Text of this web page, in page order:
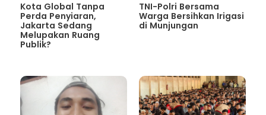
Kota Global Tanpa
Perda Penyiaran,
Jakarta Sedang
Melupakan Ruang
Publik?
TNI-Polri Bersama
Warga Bersihkan Irigasi
di Munjungan